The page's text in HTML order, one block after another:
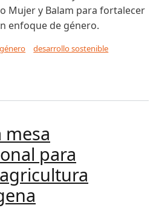
Mujer y Balam para fortalecer
enfoque de género.
desarrollo sostenible
mesa
para